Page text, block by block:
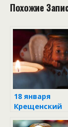
Похожие
18 января
Крещенский